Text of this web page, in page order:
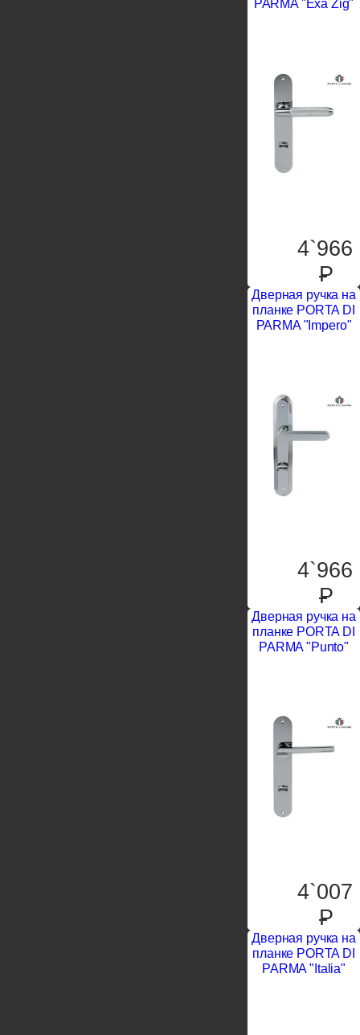
PARMA "Exa Zig"
4`966
P
Дверная ручка на
планке PORTA DI
PARMA "Impero"
4`966
P
Дверная ручка на
планке PORTA DI
PARMA "Punto"
4`007
P
Дверная ручка на
планке PORTA DI
PARMA "Italia"